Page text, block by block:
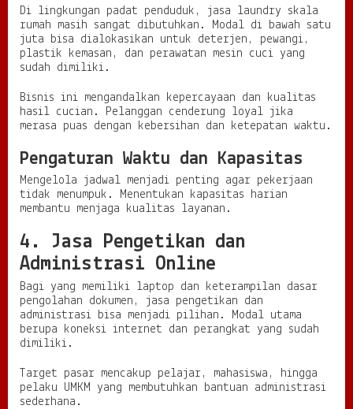
Di lingkungan padat penduduk, jasa laundry skala
rumah masih sangat dibutuhkan. Modal di bawah satu
juta bisa dialokasikan untuk deterjen, pewangi,
plastik kemasan, dan perawatan mesin cuci yang
sudah dimiliki.
Bisnis ini mengandalkan kepercayaan dan kualitas
hasil cucian. Pelanggan cenderung loyal jika
merasa puas dengan kebersihan dan ketepatan waktu.
Pengaturan Waktu dan Kapasitas
Mengelola jadwal menjadi penting agar pekerjaan
tidak menumpuk. Menentukan kapasitas harian
membantu menjaga kualitas layanan.
4. Jasa Pengetikan dan
Administrasi Online
Bagi yang memiliki laptop dan keterampilan dasar
pengolahan dokumen, jasa pengetikan dan
administrasi bisa menjadi pilihan. Modal utama
berupa koneksi internet dan perangkat yang sudah
dimiliki.
Target pasar mencakup pelajar, mahasiswa, hingga
pelaku UMKM yang membutuhkan bantuan administrasi
sederhana.